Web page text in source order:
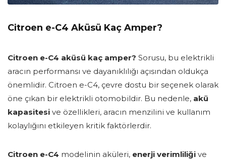
Citroen e-C4 Aküsü Kaç Amper?
Citroen e-C4 aküsü kaç amper? Sorusu, bu elektrikli
aracın performansı ve dayanıklılığı açısından oldukça
önemlidir. Citroen e-C4, çevre dostu bir seçenek olarak
öne çıkan bir elektrikli otomobildir. Bu nedenle, akü
kapasitesi ve özellikleri, aracın menzilini ve kullanım
kolaylığını etkileyen kritik faktörlerdir.
Citroen e-C4 modelinin aküleri, enerji verimliliği ve